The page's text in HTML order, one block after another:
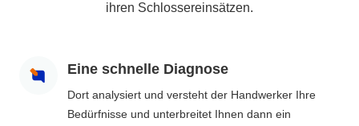
ihren Schlossereinsätzen.
Eine schnelle Diagnose
Dort analysiert und versteht der Handwerker Ihre
Bedürfnisse und unterbreitet Ihnen dann ein